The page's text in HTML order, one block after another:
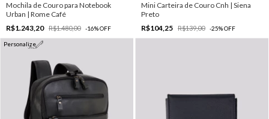
Mochila de Couro para Notebook
Urban | Rome Café
R$1.243,20
R$1.480,00 -16%OFF
Mini Carteira de Couro Cnh | Siena
Preto
R$104,25
R$139,00 -25%OFF
Personalize